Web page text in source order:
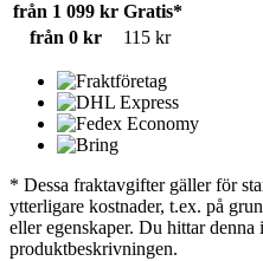
från 1 099 kr Gratis*
från 0 kr
115 kr
* Dessa fraktavgifter gäller för
ytterligare kostnader, t.ex. på
eller egenskaper. Du hittar
produktbeskrivningen.